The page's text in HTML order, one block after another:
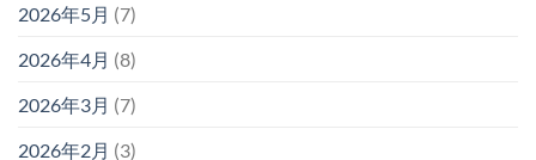
2026年5月 (7)
2026年4月 (8)
2026年3月 (7)
2026年2月 (3)